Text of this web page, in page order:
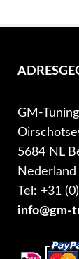
GM-
5684 NL
Nederland
Tel: +31
info@gm-